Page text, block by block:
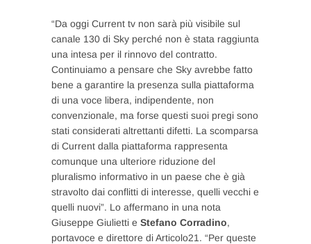
“Da oggi Current tv non sarà più visibile sul
canale 130 di Sky perché non è stata raggiunta
una intesa per il rinnovo del contratto.
Continuiamo a pensare che Sky avrebbe fatto
bene a garantire la presenza sulla piattaforma
di una voce libera, indipendente, non
convenzionale, ma forse questi suoi pregi sono
stati considerati altrettanti difetti. La scomparsa
di Current dalla piattaforma rappresenta
comunque una ulteriore riduzione del
pluralismo informativo in un paese che è già
stravolto dai conflitti di interesse, quelli vecchi e
quelli nuovi”. Lo affermano in una nota
Giuseppe Giulietti e Stefano Corradino,
portavoce e direttore di Articolo21. “Per queste